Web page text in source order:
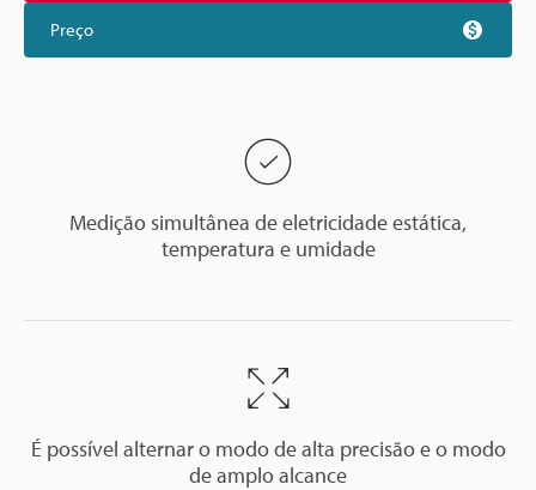
Preço
Medição simultânea de eletricidade estática,
temperatura e umidade
É possível alternar o modo de alta precisão e o modo
de amplo alcance